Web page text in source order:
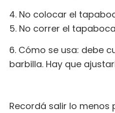
4. No colocar el
5. No correr el
6. Cómo se usa: debe
barbilla. Hay que
Recordá salir lo